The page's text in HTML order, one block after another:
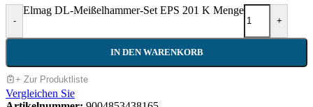
-
Elmag DL-Meißelhammer-Set EPS 201 K Menge
+
IN DEN WARENKORB
+ Zur Produktliste
Vergleichen Sie